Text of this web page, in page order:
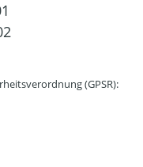
(GPSR):